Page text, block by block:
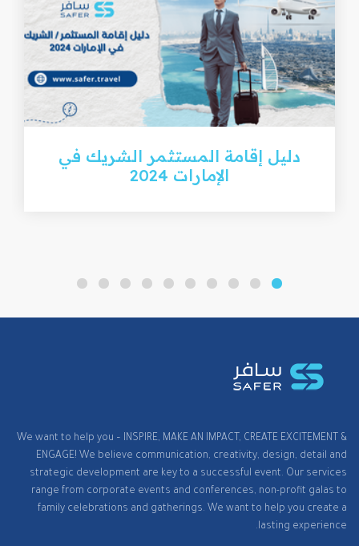
دليل إقامة المستثمر الشريك في
الإمارات 2024
We want to help you – INSPIRE, MAKE AN IMPACT, CREATE EXCITEMENT &
ENGAGE! We believe communication, creativity, design, detail and
strategic development are key to a successful event. Our services
range from corporate events and conferences, non-profit galas to
family celebrations and gatherings. We want to help you create a
lasting experience.